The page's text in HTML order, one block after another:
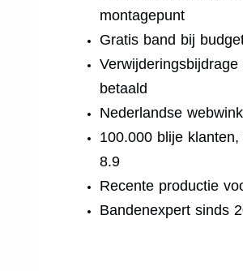
montagepunt
Gratis band bij
betaald
Nederlandse
100.000 blije
8.9
Recente productie
Bandenexpert sinds